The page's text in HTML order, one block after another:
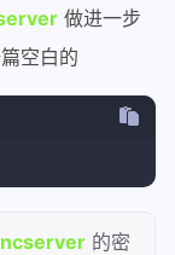
做进一步
空白的
的密